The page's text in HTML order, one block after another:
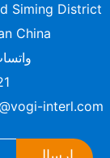
Siming District
China
interl.com